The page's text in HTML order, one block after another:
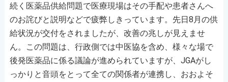
続く医薬品供給問題で医療現場はその手配や患者さんへ
のお詫びと説明などで疲弊しきっています。先日8月の供
給状況が交付をされましたが、改善の兆しが見えませ
ん。この問題は、行政側では中医協を含め、様々な場で
後発医薬品に係る議論が進められていますが、JGAがし
っかりと音頭をとって全ての関係者が連携し、おおよそ